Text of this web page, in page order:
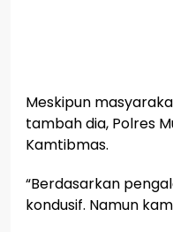
Meskipun
tambah dia, Polres
Kamtibmas.
“Berdasarkan
kondusif. Namun